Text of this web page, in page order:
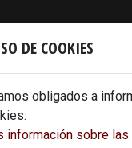
ACTIVIDADES Y EVENTOS
DE COOKIES
obligados a
información sobre las